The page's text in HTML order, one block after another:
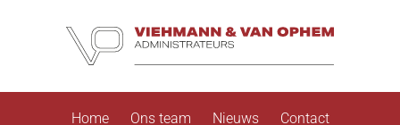
Home Ons team Nieuws Contact